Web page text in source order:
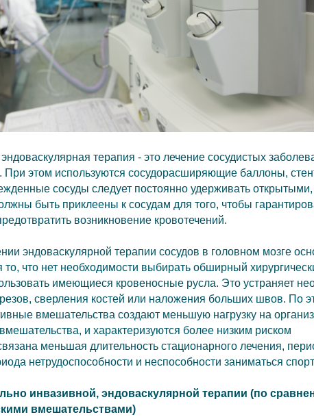
терапия - это лечение сосудистых
При этом используются сосудорасширяющие баллоны,
сосуды следует постоянно удерживать открытыми,
быть приклеены к сосудам для того, чтобы
возникновение кровотечений.
эндоваскулярной терапии сосудов в головном мозге
что нет необходимости выбирать обширный
имеющиеся кровеносные русла. Это устраняет
сверления костей или наложения больших швов. По
вмешательства создают меньшую нагрузку на
и характеризуются более низким риском
меньшая длительность стационарного лечения,
нетрудоспособности и неспособности заниматься
инвазивной, эндоваскулярной терапии (по
вмешательствами)